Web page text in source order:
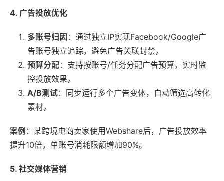
4. 广告投放优化
多账号归因 ：通过独立IP实现Facebook/Google广
告账号独立追踪，避免广告关联封禁。
预算分配：支持按账号/任务分配广告预算，实时监
控投放效果。
A/B测试：同步运行多个广告变体，自动筛选高转化
素材。
案例 ：某跨境电商卖家使用Webshare后，广告投放效率
提升10倍，单账号消耗限额增加90%。
5. 社交媒体营销